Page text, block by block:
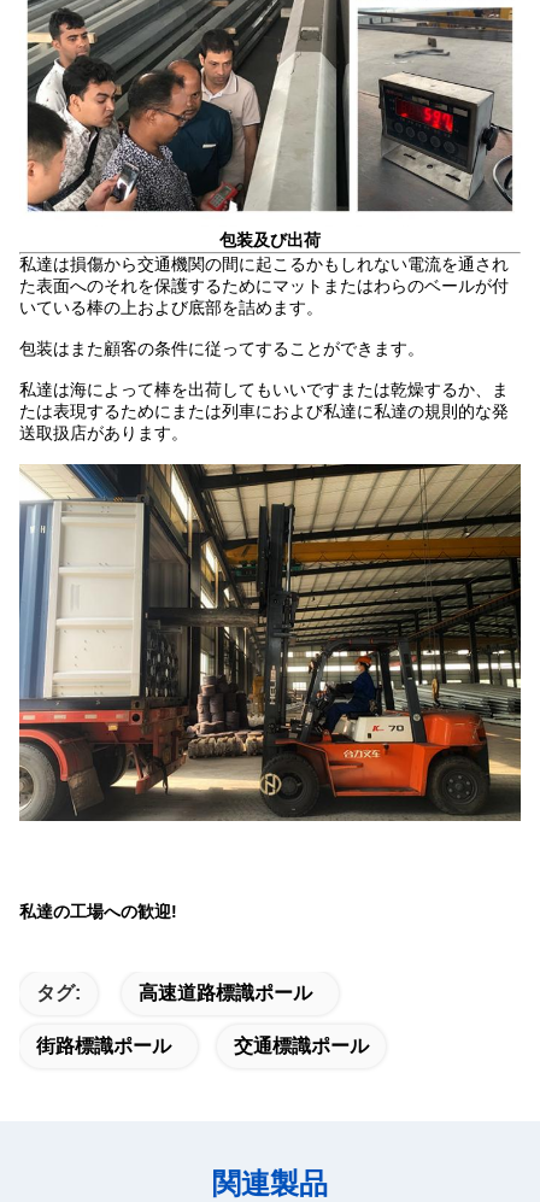
包装及び出荷
私達は損傷から交通機関の間に起こるかもしれない電流を通され
た表面へのそれを保護するためにマットまたはわらのベールが付
いている棒の上および底部を詰めます。
包装はまた顧客の条件に従ってすることができます。
私達は海によって棒を出荷してもいいですまたは乾燥するか、ま
たは表現するためにまたは列車におよび私達に私達の規則的な発
送取扱店があります。
私達の工場への歓迎!
タグ: 高速道路標識ポール
街路標識ポール 交通標識ポール
関連製品